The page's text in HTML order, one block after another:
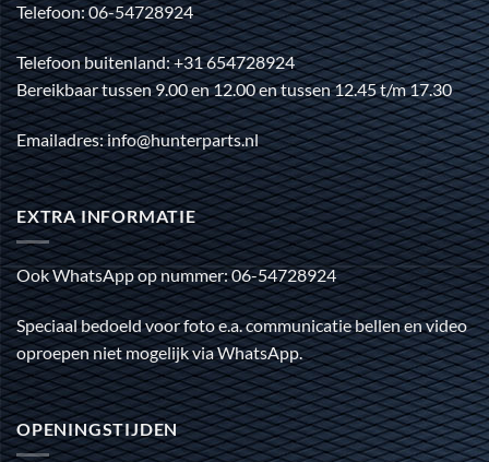
Telefoon: 06-54728924
Telefoon buitenland: +31 654728924
Bereikbaar tussen 9.00 en 12.00 en tussen 12.45 t/m 17.30
Emailadres: info@hunterparts.nl
EXTRA INFORMATIE
Ook WhatsApp op nummer: 06-54728924
Speciaal bedoeld voor foto e.a. communicatie bellen en video
oproepen niet mogelijk via WhatsApp.
OPENINGSTIJDEN